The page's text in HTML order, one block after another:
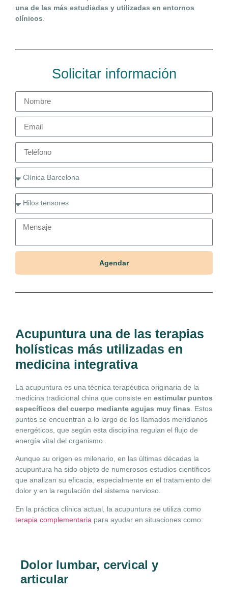
una de las más estudiadas y utilizadas en entornos
clínicos
Solicitar información
Agendar
Acupuntura una de las terapias
holísticas más utilizadas en
medicina integrativa
La acupuntura es una técnica terapéutica originaria de la
medicina tradicional china que consiste en estimular puntos
específicos del cuerpo mediante agujas muy finas . Estos
puntos se encuentran a lo largo de los llamados meridianos
energéticos, que según esta disciplina regulan el flujo de
energía vital del organismo.
Aunque su origen es milenario, en las últimas décadas la
acupuntura ha sido objeto de numerosos estudios científicos
que analizan su eficacia, especialmente en el tratamiento del
dolor y en la regulación del sistema nervioso.
En la práctica clínica actual, la acupuntura se utiliza como
terapia complementaria para ayudar en situaciones como:
Dolor lumbar, cervical y
articular